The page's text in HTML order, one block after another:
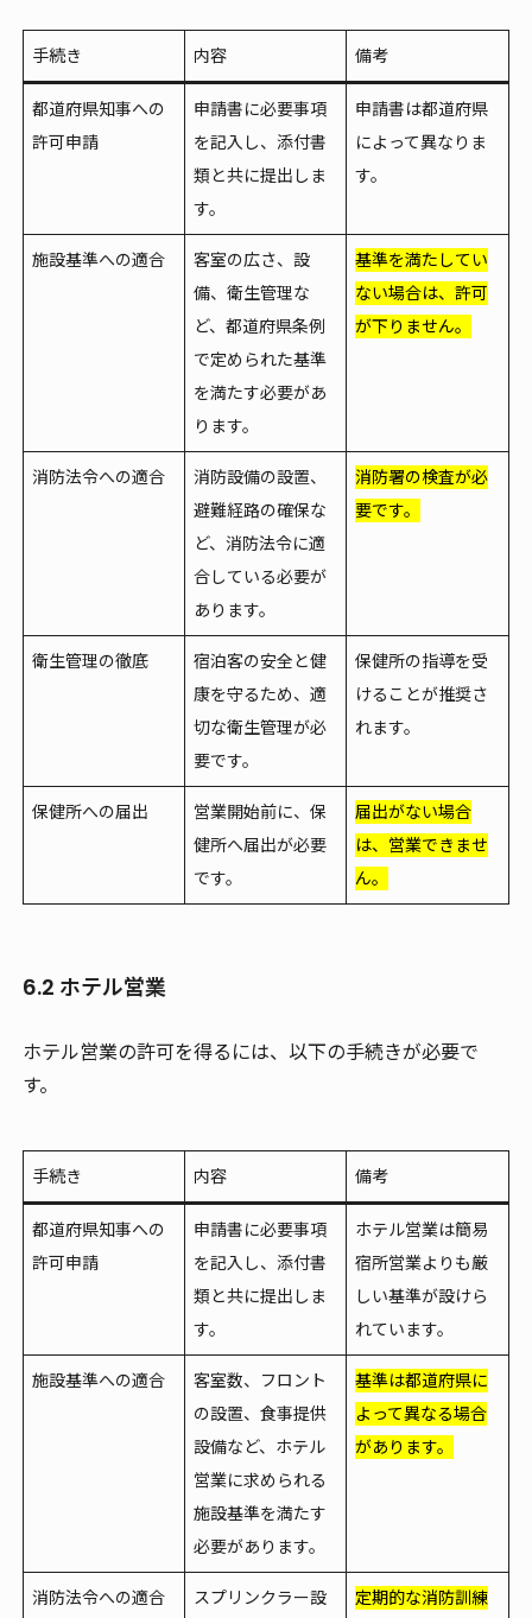
手続き 内容 備考
都道府県知事への
許可申請
申請書に必要事項
を記入し、添付書
類と共に提出しま
す。
申請書は都道府県
によって異なりま
す。
施設基準への適合
客室の広さ、設
備、衛生管理な
ど、都道府県条例
で定められた基準
を満たす必要があ
ります。
基準を満たしてい
ない場合は、許可
が下りません。
消防法令への適合
消防設備の設置、
避難経路の確保な
ど、消防法令に適
合している必要が
あります。
消防署の検査が必
要です。
衛生管理の徹底
宿泊客の安全と健
康を守るため、適
切な衛生管理が必
要です。
保健所の指導を受
けることが推奨さ
れます。
保健所への届出
営業開始前に、保
健所へ届出が必要
です。
届出がない場合
は、営業できませ
ん。
6.2 ホテル営業
ホテル営業の許可を得るには、以下の手続きが必要で
す。
手続き 内容 備考
都道府県知事への
許可申請
申請書に必要事項
を記入し、添付書
類と共に提出しま
す。
ホテル営業は簡易
宿所営業よりも厳
しい基準が設けら
れています。
施設基準への適合
客室数、フロント
の設置、食事提供
設備など、ホテル
営業に求められる
施設基準を満たす
必要があります。
基準は都道府県に
よって異なる場合
があります。
消防法令への適合
スプリンクラー設
定期的な消防訓練